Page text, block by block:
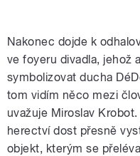
Nakonec dojde k
ve foyeru divadla, jehož
symbolizovat ducha
tom vidím něco mezi
uvažuje Miroslav
herectví dost přesně
objekt, kterým se